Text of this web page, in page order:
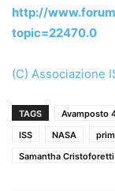
http://
topic=22470.0
(C) Associazione
TAGS Avamposto
ISS
NASA
Samantha Cristoforetti